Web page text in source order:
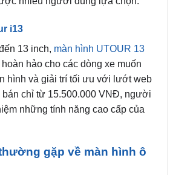
i13
13 inch, màn hình UTOUR 13
hảo cho các dòng xe muốn
hình và giải trí tối ưu với lướt web
chỉ từ 15.500.000 VNĐ, người
những tính năng cao cấp của
gặp về màn hình ô